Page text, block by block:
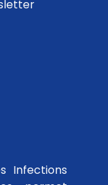
Infections